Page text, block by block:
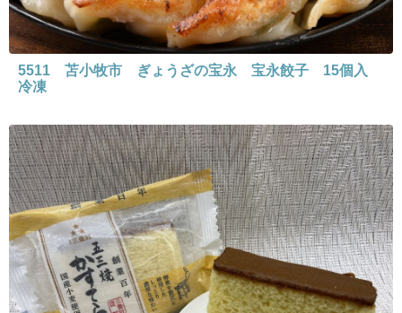
5511 苫小牧市 ぎょうざの宝永 宝永餃子 15個入
冷凍